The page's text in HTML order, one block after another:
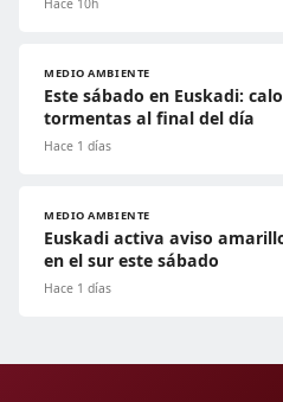
MEDIO AMBIENTE
Este sábado en Euskadi:
tormentas al final del día
Hace 1 días
MEDIO AMBIENTE
Euskadi activa aviso
en el sur este sábado
Hace 1 días